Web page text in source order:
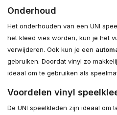
Onderhoud
Het onderhouden van een UNI
het kleed vies worden, kun je het
verwijderen. Ook kun je een
gebruiken. Doordat vinyl zo
ideaal om te gebruiken als
Voordelen vinyl
De UNI speelkleden zijn ideaal om